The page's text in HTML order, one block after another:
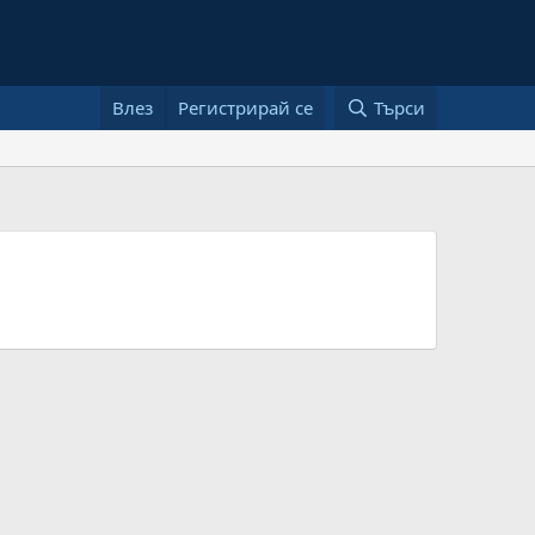
Влез Регистрирай се Търси